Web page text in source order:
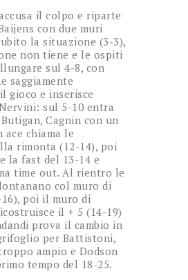
il colpo e riparte
con due muri
la situazione (3-3),
non tiene e le ospiti
sul 4-8, con
saggiamente
gioco e inserisce
sul 5-10 entra
Cagnin con un
ace chiama le
rimonta (12-14), poi
la fast del 13-14 e
time out. Al rientro le
col muro di
poi il muro di
il + 5 (14-19)
prova il cambio in
per Battistoni,
ampio e Dodson
tempo del 18-25.